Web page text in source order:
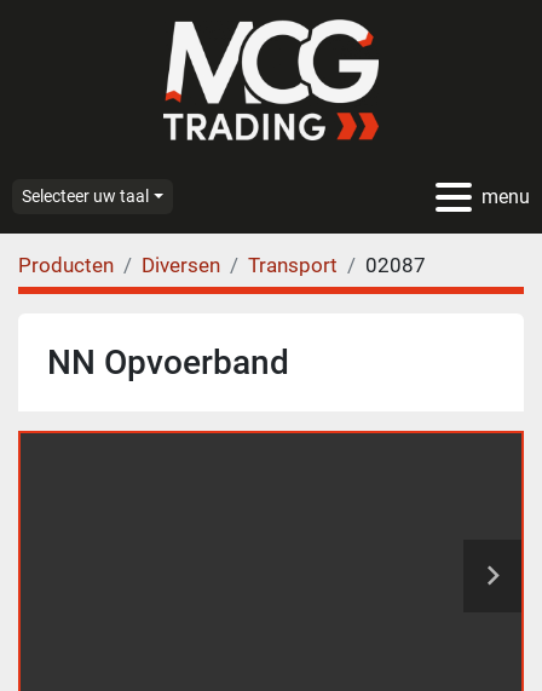
menu
Selecteer uw taal
Producten Diversen Transport 02087
NN Opvoerband